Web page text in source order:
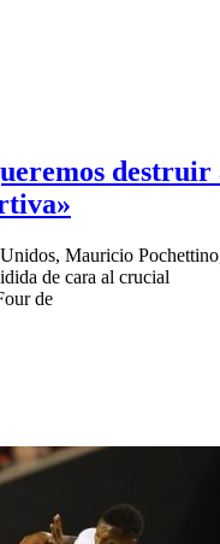
destruir
Mauricio
de cara al crucial
de